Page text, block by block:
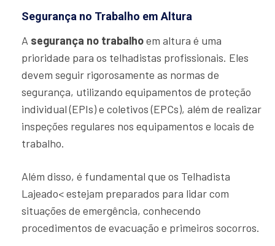
Segurança no Trabalho em Altura
A segurança no trabalhoem altura é uma
prioridade para os telhadistas profissionais. Eles
devem seguir rigorosamente as normas de
segurança, utilizando equipamentos de proteção
individual (EPIs) e coletivos (EPCs), além de realizar
inspeções regulares nos equipamentos e locais de
trabalho.
Além disso, é fundamental que os Telhadista
Lajeado< estejam preparados para lidar com
situações de emergência, conhecendo
procedimentos de evacuação e primeiros socorros.